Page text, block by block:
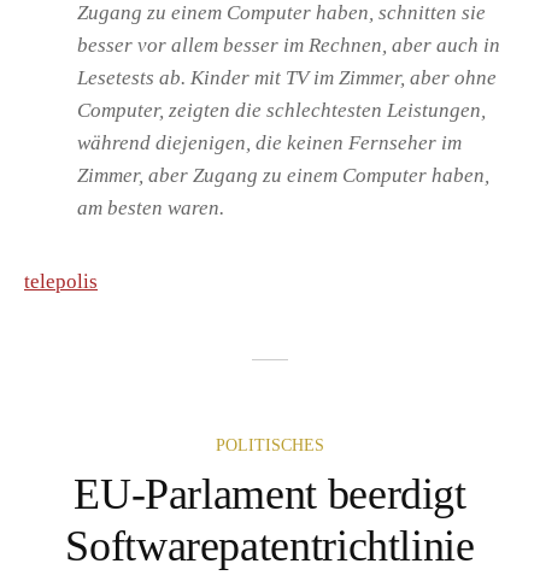
Zugang zu einem Computer haben, schnitten sie
besser vor allem besser im Rechnen, aber auch in
Lesetests ab. Kinder mit TV im Zimmer, aber ohne
Computer, zeigten die schlechtesten Leistungen,
während diejenigen, die keinen Fernseher im
Zimmer, aber Zugang zu einem Computer haben,
am besten waren.
telepolis
POLITISCHES
EU-Parlament beerdigt
Softwarepatentrichtlinie